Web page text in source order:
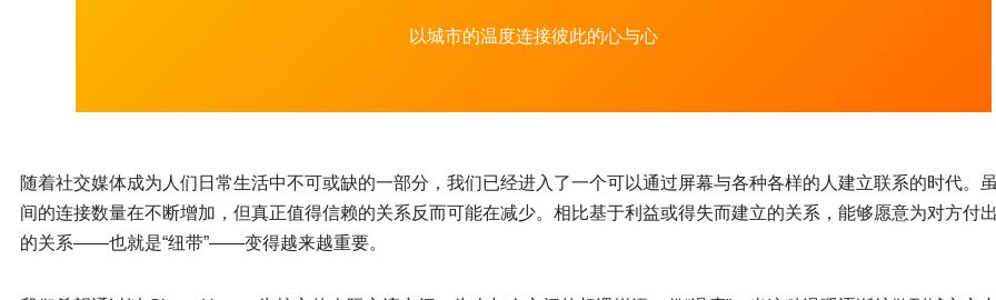
以城市的温度连接彼此的心与心
随着社交媒体成为人们日常生活中不可或缺的一部分，我们已经进入了一个可以通过屏幕与各种各样的人建立联系的时代。
间的连接数量在不断增加，但真正值得信赖的关系反而可能在减少。相比基于利益或得失而建立的关系，能够愿意为对方付
的关系——也就是“纽带”——变得越来越重要。